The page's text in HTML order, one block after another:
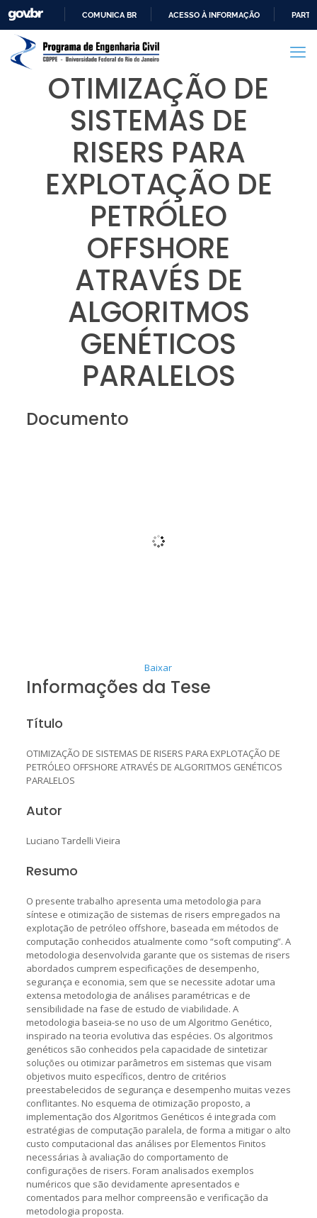
PARA
CONTEÚDO
COMUNICA BR ACESSO À INFORMAÇÃO
OTIMIZAÇÃO DE
SISTEMAS DE
RISERS PARA
EXPLOTAÇÃO DE
PETRÓLEO
OFFSHORE
ATRAVÉS DE
ALGORITMOS
GENÉTICOS
PARALELOS
Documento
Baixar
Informações da Tese
Título
OTIMIZAÇÃO DE SISTEMAS DE RISERS PARA EXPLOTAÇÃO DE
PETRÓLEO OFFSHORE ATRAVÉS DE ALGORITMOS GENÉTICOS
PARALELOS
Autor
Luciano Tardelli Vieira
Resumo
O presente trabalho apresenta uma metodologia para
síntese e otimização de sistemas de risers empregados na
explotação de petróleo offshore, baseada em métodos de
computação conhecidos atualmente como “soft computing”. A
metodologia desenvolvida garante que os sistemas de risers
abordados cumprem especificações de desempenho,
segurança e economia, sem que se necessite adotar uma
extensa metodologia de análises paramétricas e de
sensibilidade na fase de estudo de viabilidade. A
metodologia baseia-se no uso de um Algoritmo Genético,
inspirado na teoria evolutiva das espécies. Os algoritmos
genéticos são conhecidos pela capacidade de sintetizar
soluções ou otimizar parâmetros em sistemas que visam
objetivos muito específicos, dentro de critérios
preestabelecidos de segurança e desempenho muitas vezes
conflitantes. No esquema de otimização proposto, a
implementação dos Algoritmos Genéticos é integrada com
estratégias de computação paralela, de forma a mitigar o alto
custo computacional das análises por Elementos Finitos
necessárias à avaliação do comportamento de
configurações de risers. Foram analisados exemplos
numéricos que são devidamente apresentados e
comentados para melhor compreensão e verificação da
metodologia proposta.